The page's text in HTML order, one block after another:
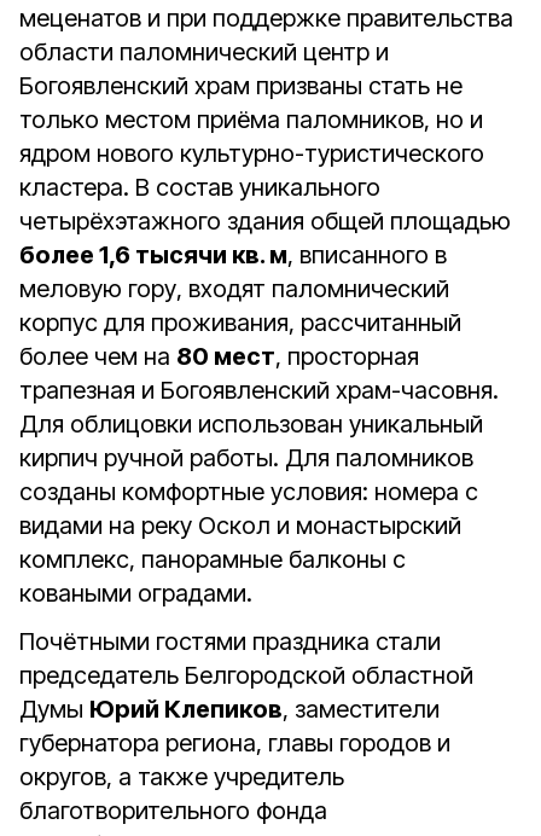
меценатов и при поддержке правительства
области паломнический центр и
Богоявленский храм призваны стать не
только местом приёма паломников, но и
ядром нового культурно-туристического
кластера. В состав уникального
четырёхэтажного здания общей площадью
более 1,6 тысячи кв. м, вписанного в
меловую гору, входят паломнический
корпус для проживания, рассчитанный
более чем на 80 мест, просторная
трапезная и Богоявленский храм-часовня.
Для облицовки использован уникальный
кирпич ручной работы. Для паломников
созданы комфортные условия: номера с
видами на реку Оскол и монастырский
комплекс, панорамные балконы с
коваными оградами.
Почётными гостями праздника стали
председатель Белгородской областной
Думы Юрий Клепиков, заместители
губернатора региона, главы городов и
округов, а также учредитель
благотворительного фонда